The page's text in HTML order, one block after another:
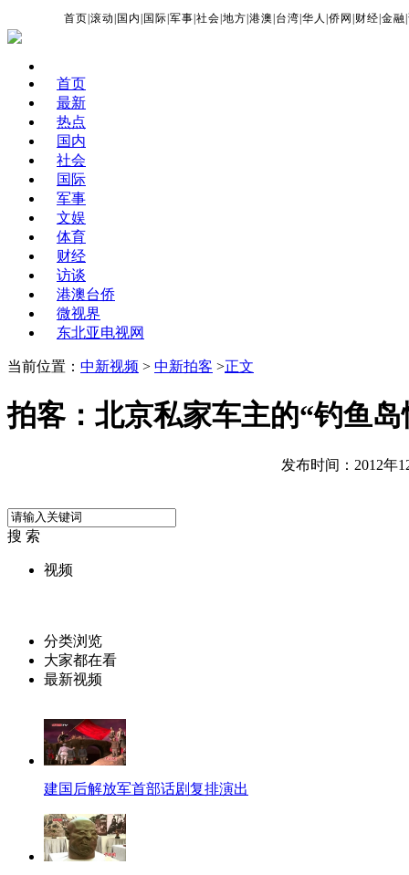
首页 |滚动 国内 国际 |军事 |社会 |地方 |港澳 台湾 |华人 |侨网 财经 |金融 |
首页
最新
热点
国内
社会
国际
军事
文娱
体育
财经
访谈
港澳台侨
微视界
东北亚电视网
当前位置： 中新视频 > 中新拍客 >正文
拍客：北京私家车主的“钓鱼岛
发布时间：2012年
搜 索
视频
分类浏览
大家都在看
最新视频
建国后解放军首部话剧复排演出